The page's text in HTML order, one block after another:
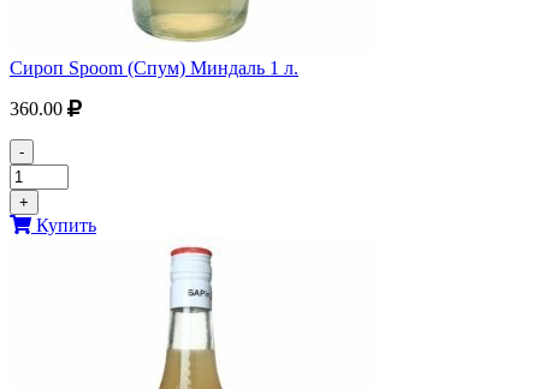
Сироп Spoom (Спум) Миндаль 1 л.
360.00
-
+
Купить